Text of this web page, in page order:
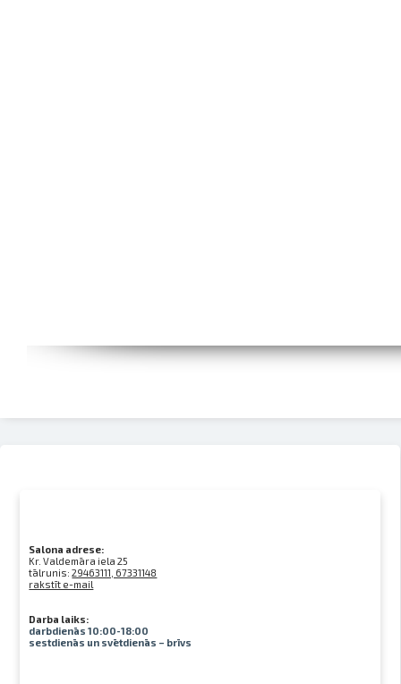
Salona adrese:
Kr. Valdemāra iela 25
tālrunis:29463111, 67331148
rakstīt e-mail
Darba laiks:
darbdienās 10:00-18:00
sestdienās un svētdienās – brīvs